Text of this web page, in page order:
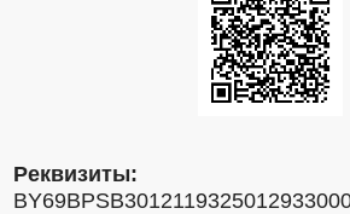
Реквизиты: